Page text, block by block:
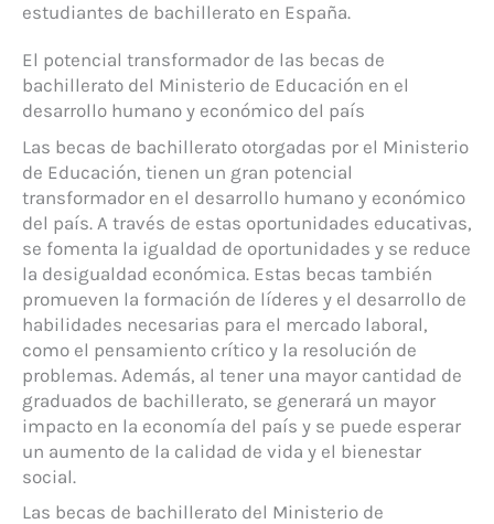
estudiantes de bachillerato en España.
El potencial transformador de las becas de
bachillerato del Ministerio de Educación en el
desarrollo humano y económico del país
Las becas de bachillerato otorgadas por el Ministerio
de Educación, tienen un gran potencial
transformador en el desarrollo humano y económico
del país. A través de estas oportunidades educativas,
se fomenta la igualdad de oportunidades y se reduce
la desigualdad económica. Estas becas también
promueven la formación de líderes y el desarrollo de
habilidades necesarias para el mercado laboral,
como el pensamiento crítico y la resolución de
problemas. Además, al tener una mayor cantidad de
graduados de bachillerato, se generará un mayor
impacto en la economía del país y se puede esperar
un aumento de la calidad de vida y el bienestar
social.
Las becas de bachillerato del Ministerio de